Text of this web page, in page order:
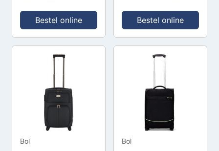
Bestel online
Bestel online
Bol
Bol